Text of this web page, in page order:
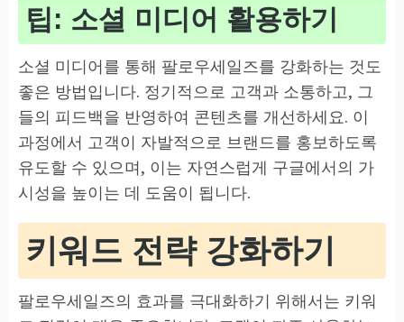
팁: 소셜 미디어 활용하기
소셜 미디어를 통해 팔로우세일즈를 강화하는 것도
좋은 방법입니다. 정기적으로 고객과 소통하고, 그
들의 피드백을 반영하여 콘텐츠를 개선하세요. 이
과정에서 고객이 자발적으로 브랜드를 홍보하도록
유도할 수 있으며, 이는 자연스럽게 구글에서의 가
시성을 높이는 데 도움이 됩니다.
키워드 전략 강화하기
팔로우세일즈의 효과를 극대화하기 위해서는 키워